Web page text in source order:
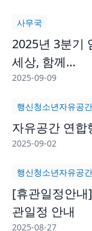
사무국
2025년 3분기
세상, 함께…
2025-09-09
행신청소년자유공간
자유공간 연합
2025-09-02
행신청소년자유공간
[휴관일정안
관일정 안내
2025-08-27